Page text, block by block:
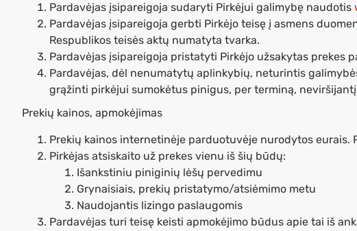
Pardavėjas įsipareigoja sudaryti Pirkėjui galimybę naudotis
Pardavėjas įsipareigoja gerbti Pirkėjo teisę į asmens
Respublikos teisės aktų numatyta tvarka.
Pardavėjas įsipareigoja pristatyti Pirkėjo užsakytas prekes
Pardavėjas, dėl nenumatytų aplinkybių, neturintis
grąžinti pirkėjui sumokėtus pinigus, per terminą,
Prekių kainos, apmokėjimas
Prekių kainos internetinėje parduotuvėje nurodytos eurais.
Pirkėjas atsiskaito už prekes vienu iš šių būdų:
Išankstiniu piniginių lėšų pervedimu
Grynaisiais, prekių pristatymo/atsiėmimo metu
Naudojantis lizingo paslaugomis
Pardavėjas turi teisę keisti apmokėjimo būdus apie tai iš